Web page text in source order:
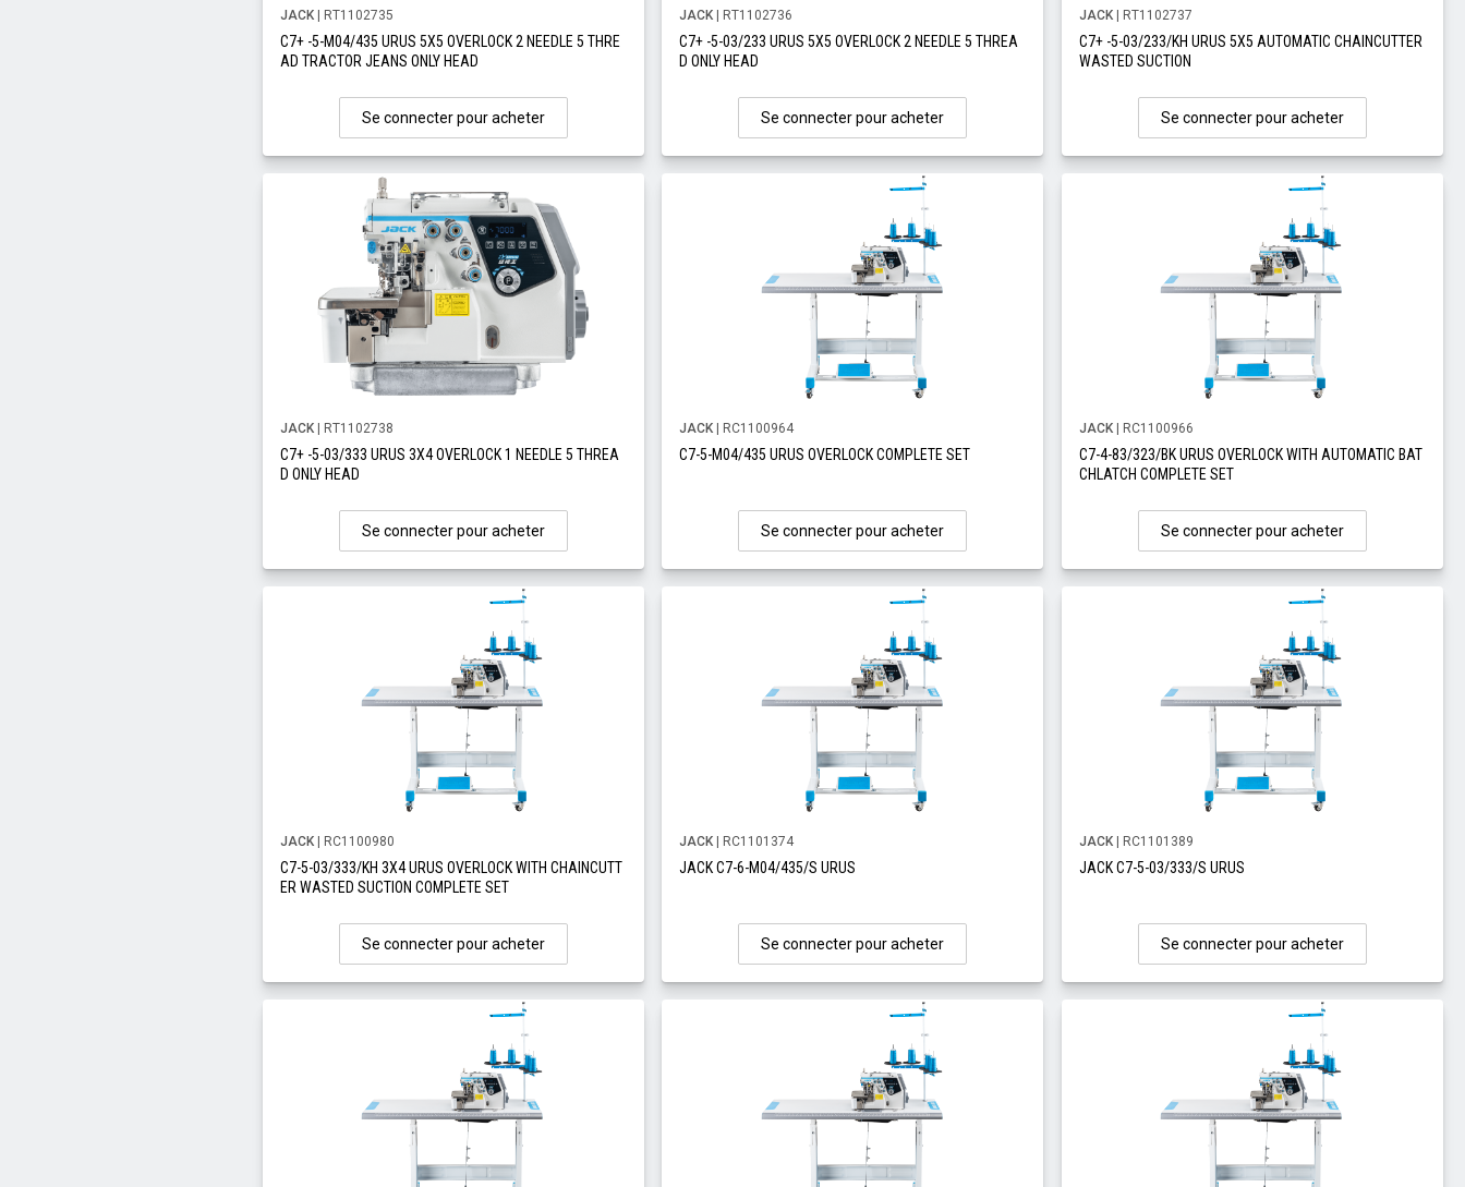
JACK| RT1102735
C7+ -5-M04/435 URUS 5X5 OVERLOCK 2 NEEDLE 5 THRE
AD TRACTOR JEANS ONLY HEAD
Se connecter pour acheter
JACK | RT1102736
C7+ -5-03/233 URUS 5X5 OVERLOCK 2 NEEDLE 5 THREA
D ONLY HEAD
Se connecter pour acheter
JACK| RT1102737
C7+ -5-03/233/KH URUS 5X5 AUTOMATIC CHAINCUTTER
WASTED SUCTION
Se connecter pour acheter
JACK| RT1102738
C7+ -5-03/333 URUS 3X4 OVERLOCK 1 NEEDLE 5 THREA
D ONLY HEAD
Se connecter pour acheter
JACK | RC1100964
C7-5-M04/435 URUS OVERLOCK COMPLETE SET
Se connecter pour acheter
JACK| RC1100966
C7-4-83/323/BK URUS OVERLOCK WITH AUTOMATIC BAT
CHLATCH COMPLETE SET
Se connecter pour acheter
JACK| RC1100980
C7-5-03/333/KH 3X4 URUS OVERLOCK WITH CHAINCUTT
ER WASTED SUCTION COMPLETE SET
Se connecter pour acheter
JACK | RC1101374
JACK C7-6-M04/435/S URUS
Se connecter pour acheter
JACK| RC1101389
JACK C7-5-03/333/S URUS
Se connecter pour acheter